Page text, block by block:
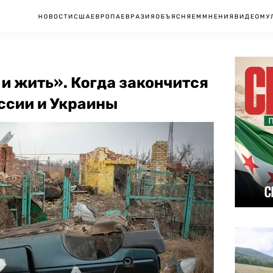
НОВОСТИ США ЕВРОПА ЕВРАЗИЯ ОБЪЯСНЯЕМ МНЕНИЯ ВИДЕО
жить». Когда закончится
и Украины